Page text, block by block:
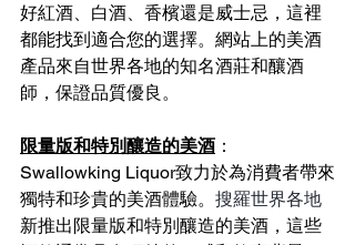
好紅酒、白酒、香檳還是威士忌，這裡
都能找到適合您的選擇。網站上的美酒
產品來自世界各地的知名酒莊和釀酒
師，保證品質優良。
限量版和特別釀造的美酒 ：
Swallowking Liquor致力於為消費者帶來
獨特和珍貴的美酒體驗。 搜羅世界各地
新推出限量版和特別釀造的美酒，這些